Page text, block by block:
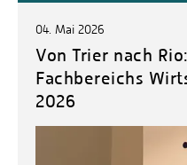
04. Mai 2026
Von Trier nach
Fachbereichs
2026